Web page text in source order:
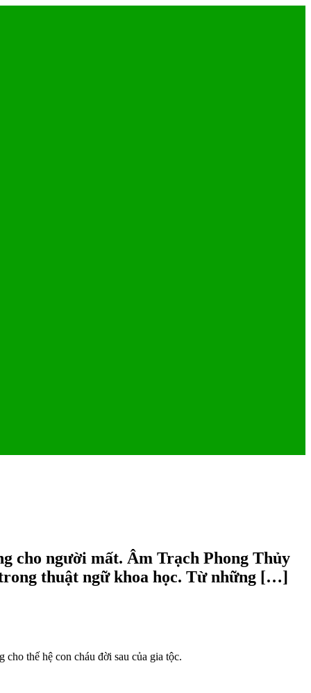
cho người mất. Âm Trạch Phong Thủy
thuật ngữ khoa học. Từ những […]
thế hệ con cháu đời sau của gia tộc.